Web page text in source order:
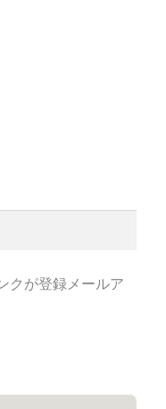
クが登録メールア